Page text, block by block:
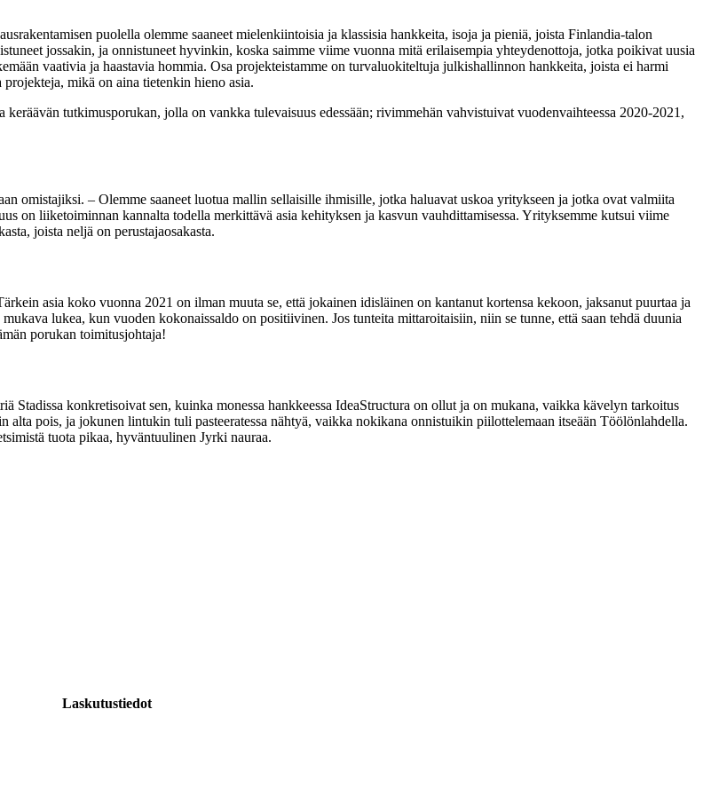
puolella olemme saaneet mielenkiintoisia ja klassisia hankkeita, isoja ja pieniä, joista Finlandia-talon
jossakin, ja onnistuneet hyvinkin, koska saimme viime vuonna mitä erilaisempia yhteydenottoja, jotka poikivat uusia
vaativia ja haastavia hommia. Osa projekteistamme on turvaluokiteltuja julkishallinnon hankkeita, joista ei harmi
mikä on aina tietenkin hieno asia.
tutkimusporukan, jolla on vankka tulevaisuus edessään; rivimmehän vahvistuivat vuodenvaihteessa 2020-2021,
omistajiksi. – Olemme saaneet luotua mallin sellaisille ihmisille, jotka haluavat uskoa yritykseen ja jotka ovat valmiita
on liiketoiminnan kannalta todella merkittävä asia kehityksen ja kasvun vauhdittamisessa. Yrityksemme kutsui viime
joista neljä on perustajaosakasta.
asia koko vuonna 2021 on ilman muuta se, että jokainen idisläinen on kantanut kortensa kekoon, jaksanut puurtaa ja
lukea, kun vuoden kokonaissaldo on positiivinen. Jos tunteita mittaroitaisiin, niin se tunne, että saan tehdä duunia
porukan toimitusjohtaja!
konkretisoivat sen, kuinka monessa hankkeessa IdeaStructura on ollut ja on mukana, vaikka kävelyn tarkoitus
pois, ja jokunen lintukin tuli pasteeratessa nähtyä, vaikka nokikana onnistuikin piilottelemaan itseään Töölönlahdella.
tuota pikaa, hyväntuulinen Jyrki nauraa.
Laskutustiedot